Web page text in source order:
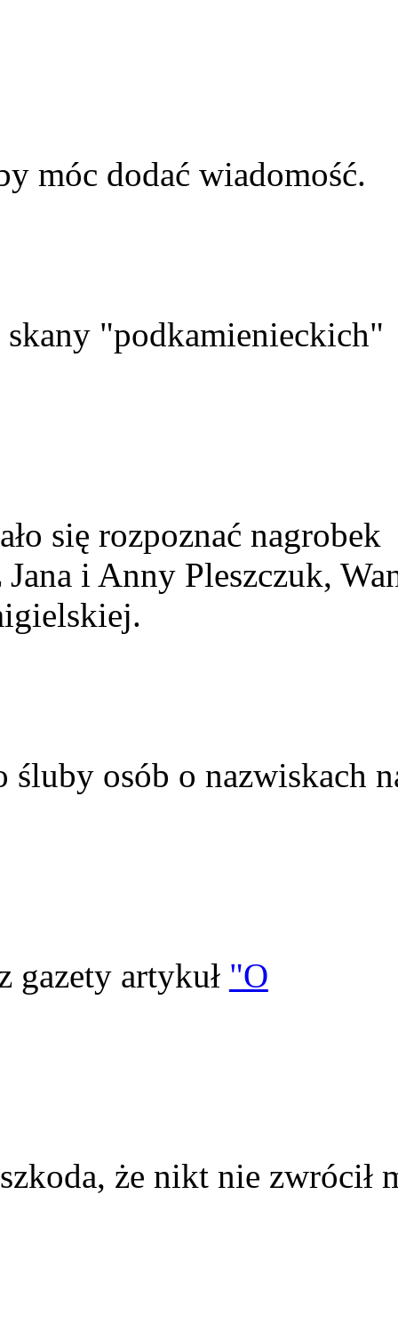
móc dodać wiadomość.
"podkamienieckich"
się rozpoznać nagrobek
i Anny Pleszczuk,
śluby osób o nazwiskach
gazety artykuł "O
że nikt nie zwrócił